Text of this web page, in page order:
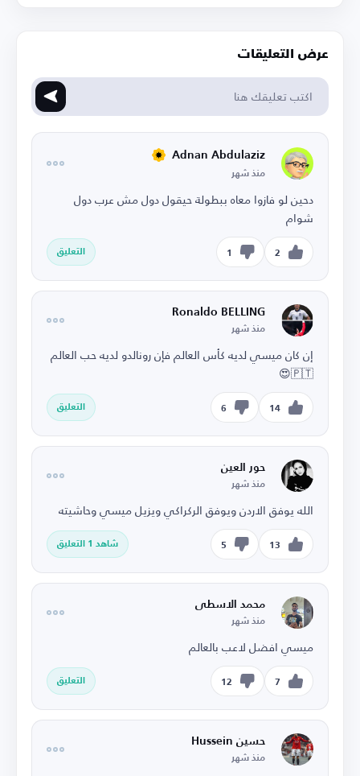
عرض التعليقات
Adnan Abdulaziz
منذ شهر
دحين لو فازوا معاه ببطولة حيقول دول مش عرب دول
شوام
2
1 التعليق
Ronaldo BELLING
منذ شهر
إن كان ميسي لديه كأس العالم فإن رونالدو لديه حب العالم
🇵🇹😍
14
6 التعليق
حور العين
منذ شهر
الله يوفق الاردن ويوفق الركراكي ويزيل ميسي وحاشيته
13
5 شاهد 1 التعليق
محمد الاسطى
منذ شهر
ميسي افضل لاعب بالعالم
7
12 التعليق
حسين Hussein
منذ شهر